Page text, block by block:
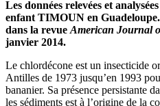
Les données relevées et
enfant TIMOUN en
dans la revue American Journal
janvier 2014.
Le chlordécone est un insecticide
Antilles de 1973 jusqu’en 1993
bananier. Sa présence persistante
les sédiments est à l’origine de la